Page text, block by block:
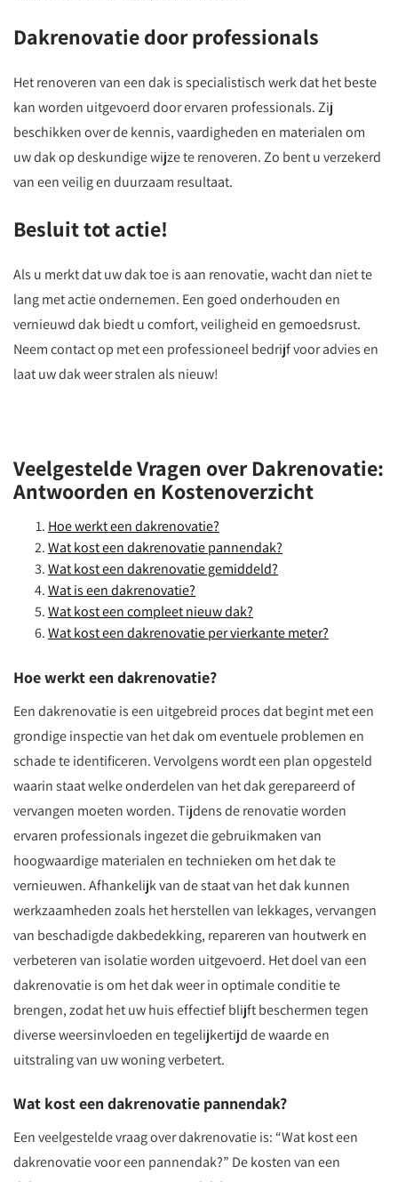
Dakrenovatie door professionals
Het renoveren van een dak is specialistisch werk dat het beste
kan worden uitgevoerd door ervaren professionals. Zij
beschikken over de kennis, vaardigheden en materialen om
uw dak op deskundige wijze te renoveren. Zo bent u verzekerd
van een veilig en duurzaam resultaat.
Besluit tot actie!
Als u merkt dat uw dak toe is aan renovatie, wacht dan niet te
lang met actie ondernemen. Een goed onderhouden en
vernieuwd dak biedt u comfort, veiligheid en gemoedsrust.
Neem contact op met een professioneel bedrijf voor advies en
laat uw dak weer stralen als nieuw!
Veelgestelde Vragen over Dakrenovatie:
Antwoorden en Kostenoverzicht
Hoe werkt een dakrenovatie?
Wat kost een dakrenovatie pannendak?
Wat kost een dakrenovatie gemiddeld?
Wat is een dakrenovatie?
Wat kost een compleet nieuw dak?
Wat kost een dakrenovatie per vierkante meter?
Hoe werkt een dakrenovatie?
Een dakrenovatie is een uitgebreid proces dat begint met een
grondige inspectie van het dak om eventuele problemen en
schade te identificeren. Vervolgens wordt een plan opgesteld
waarin staat welke onderdelen van het dak gerepareerd of
vervangen moeten worden. Tijdens de renovatie worden
ervaren professionals ingezet die gebruikmaken van
hoogwaardige materialen en technieken om het dak te
vernieuwen. Afhankelijk van de staat van het dak kunnen
werkzaamheden zoals het herstellen van lekkages, vervangen
van beschadigde dakbedekking, repareren van houtwerk en
verbeteren van isolatie worden uitgevoerd. Het doel van een
dakrenovatie is om het dak weer in optimale conditie te
brengen, zodat het uw huis effectief blijft beschermen tegen
diverse weersinvloeden en tegelijkertijd de waarde en
uitstraling van uw woning verbetert.
Wat kost een dakrenovatie pannendak?
Een veelgestelde vraag over dakrenovatie is: “Wat kost een
dakrenovatie voor een pannendak?” De kosten van een